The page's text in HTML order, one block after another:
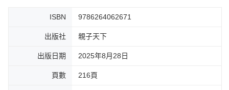
ISBN 9786264062671
出版社 親子天下
出版日期 2025年8月28日
頁數 216頁